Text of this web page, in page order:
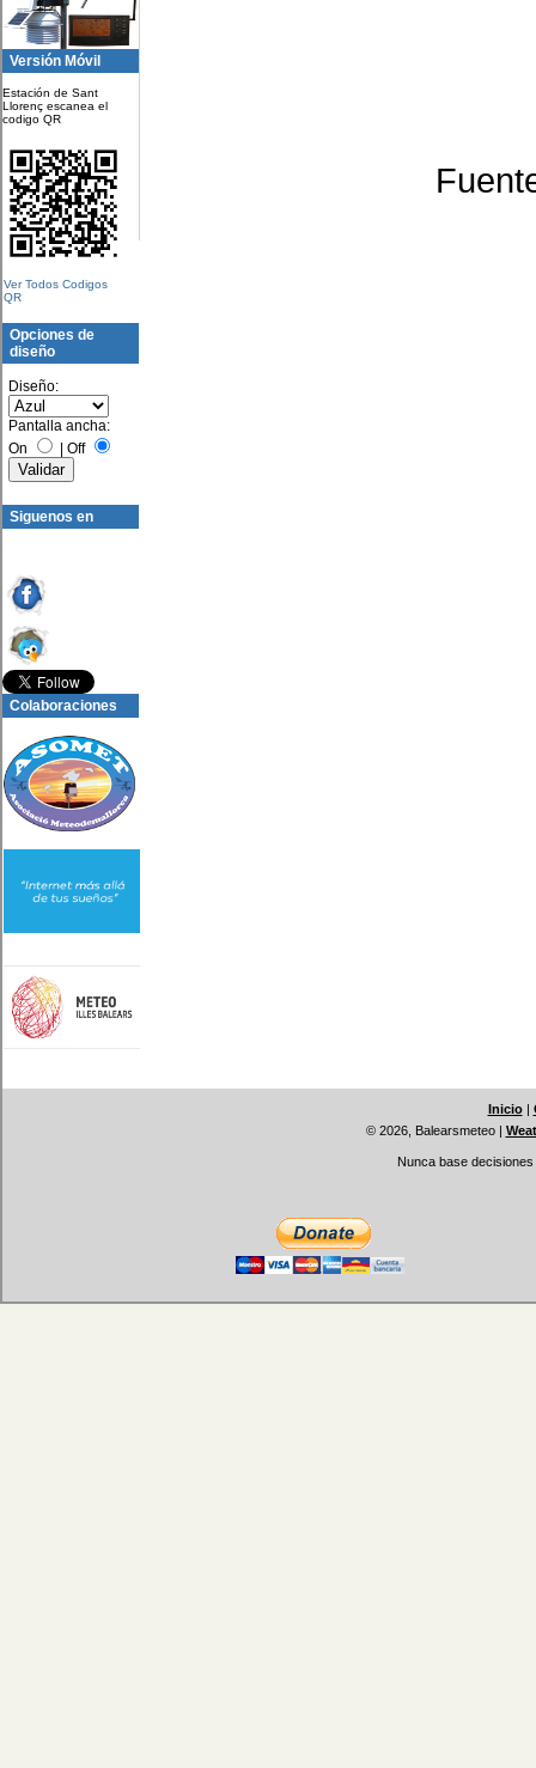
Versión Móvil
Estación de Sant
Llorenç escanea el
codigo QR
Ver Todos Codigos
QR
Opciones de
diseño
Diseño:
Pantalla ancha:
On
| Off
Siguenos en
Colaboraciones
Inicio|
© 2026, Balearsmeteo|
Nunca base